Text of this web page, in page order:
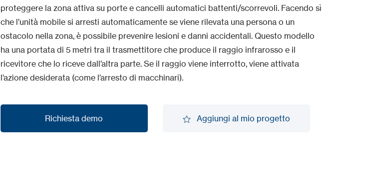
proteggere la zona attiva su porte e cancelli automatici battenti/scorrevoli. Facendo sì
che l’unità mobile si arresti automaticamente se viene rilevata una persona o un
ostacolo nella zona, è possibile prevenire lesioni e danni accidentali. Questo modello
ha una portata di 5 metri tra il trasmettitore che produce il raggio infrarosso e il
ricevitore che lo riceve dall’altra parte. Se il raggio viene interrotto, viene attivata
l’azione desiderata (come l’arresto di macchinari).
Richiesta demo Aggiungi al mio progetto